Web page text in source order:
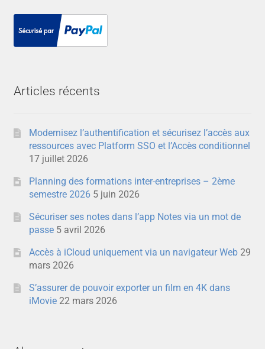
Articles récents
Modernisez l’authentification et sécurisez l’accès aux
ressources avec Platform SSO et l’Accès conditionnel
17 juillet 2026
Planning des formations inter-entreprises – 2ème
semestre 2026 5 juin 2026
Sécuriser ses notes dans l’app Notes via un mot de
passe 5 avril 2026
Accès à iCloud uniquement via un navigateur Web 29
mars 2026
S’assurer de pouvoir exporter un film en 4K dans
iMovie 22 mars 2026